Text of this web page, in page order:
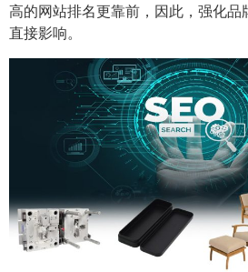
高的网站排名更靠前，因此，强化品
直接影响。